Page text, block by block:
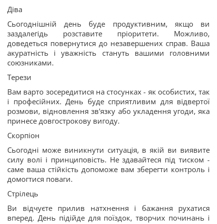
Діва
Сьогоднішній день буде продуктивним, якщо ви
заздалегідь розставите пріоритети. Можливо,
доведеться повернутися до незавершених справ. Ваша
акуратність і уважність стануть вашими головними
союзниками.
Терези
Вам варто зосередитися на стосунках - як особистих, так
і професійних. День буде сприятливим для відвертої
розмови, відновлення зв'язку або укладення угоди, яка
принесе довгострокову вигоду.
Скорпіон
Сьогодні може виникнути ситуація, в якій ви виявите
силу волі і принциповість. Не здавайтеся під тиском -
саме ваша стійкість допоможе вам зберегти контроль і
домогтися поваги.
Стрілець
Ви відчуєте прилив натхнення і бажання рухатися
вперед. День підійде для поїздок, творчих починань і